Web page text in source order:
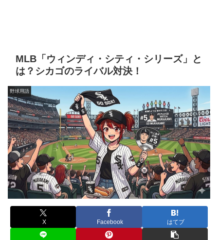
MLB「ウィンディ・シティ・シリーズ」と
は？シカゴのライバル対決！
野球用語
X Facebook はてブ